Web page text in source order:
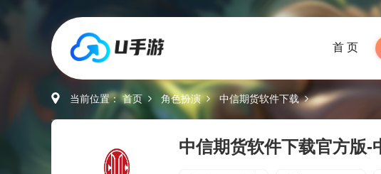
首 页
当前位置：首页 角色扮演 中信期货软件下载